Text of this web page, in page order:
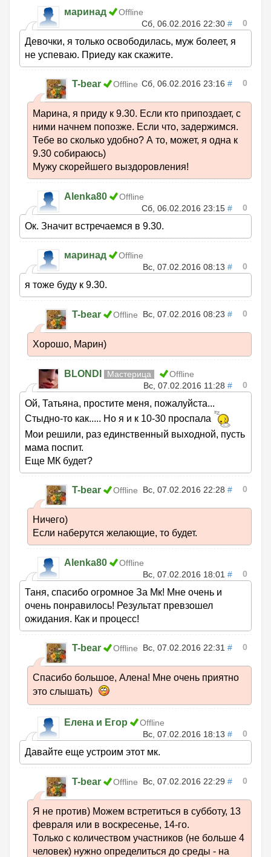
маринад
Offline
Сб, 06.02.2016 22:30 # 0
Девочки, я только освободилась, муж болеет, я
не успеваю. Приеду как скажите.
T-bear Offline Сб, 06.02.2016 23:16 # 0
Марина, я приду к 9.30. Если кто припоздает, с
ними начнем попозже. Если что, задержимся.
Тебе во сколько удобно? А то, может, я одна к
9.30 собираюсь)
Мужу скорейшего выздоровления!
Alenka80
Offline
Сб, 06.02.2016 23:15 # 0
Ок. Значит встречаемся в 9.30.
маринад
Offline
Вс, 07.02.2016 08:13 # 0
я тоже буду к 9.30.
T-bear Offline Вс, 07.02.2016 08:23 # 0
Хорошо, Марин)
BLONDI Мастерица
Offline
Вс, 07.02.2016 11:28 # 0
Ой, Татьяна, простите меня, пожалуйста...
Стыдно-то как..... Но я и к 10-30 проспала
Мои решили, раз единственный выходной, пусть
мама поспит.
Еще МК будет?
T-bear Offline Вс, 07.02.2016 22:28 # 0
Ничего)
Если наберутся желающие, то будет.
Alenka80
Offline
Вс, 07.02.2016 18:01 # 0
Таня, спасибо огромное За Мк! Мне очень и
очень понравилось! Результат превзошел
ожидания. Как и процесс!
T-bear Offline Вс, 07.02.2016 22:31 # 0
Спасибо большое, Алена! Мне очень приятно
это слышать)
Елена и Егор
Offline
Вс, 07.02.2016 18:13 # 0
Давайте еще устроим этот мк.
T-bear Offline Вс, 07.02.2016 22:29 # 0
Я не против) Можем встретиться в субботу, 13
февраля или в воскресенье, 14-го.
Только с количеством участников (не больше 4
человек) нужно определиться до среды - на